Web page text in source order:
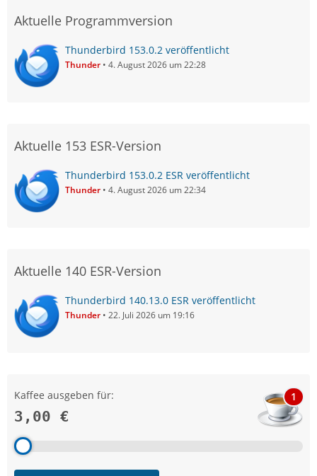
Aktuelle Programmversion
Thunderbird 153.0.2 veröffentlicht
Thunder 4. August 2026 um 22:28
Aktuelle 153 ESR-Version
Thunderbird 153.0.2 ESR veröffentlicht
Thunder 4. August 2026 um 22:34
Aktuelle 140 ESR-Version
Thunderbird 140.13.0 ESR veröffentlicht
Thunder 22. Juli 2026 um 19:16
Kaffee ausgeben für:
3,00 €
1